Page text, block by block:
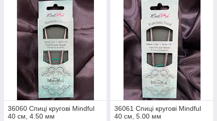
36060 Спиці кругові Mindful
40 см, 4.50 мм
36061 Спиці кругові Mindful
40 см, 5.00 мм